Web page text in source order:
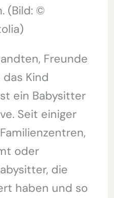
(Bild: ©
Freunde
Kind
ein Babysitter
Seit einiger
oder
die
haben und so